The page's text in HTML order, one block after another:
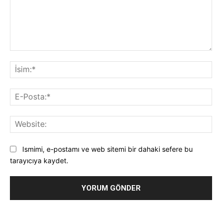
Ismimi, e-postamı ve web sitemi bir dahaki sefere bu
tarayıcıya kaydet.